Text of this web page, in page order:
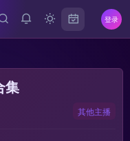
登录
集
其他主播